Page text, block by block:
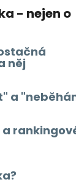
- nejen o
něj
a